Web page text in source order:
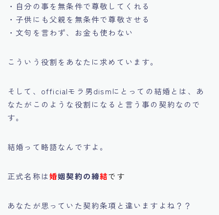
・自分の事を無条件で尊敬してくれる
・子供にも父親を無条件で尊敬させる
・文句を言わず、お金も使わない
こういう役割をあなたに求めています。
そして、officialモラ男dismにとっての結婚とは、あ
なたがこのような役割になると言う事の契約なので
す。
結婚って略語なんですよ。
正式名称は婚姻契約の締結です
あなたが思っていた契約条項と違いますよね？？